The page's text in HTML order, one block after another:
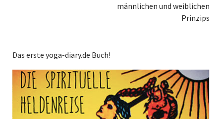
männlichen und weiblichen
Prinzips
Das erste yoga-diary.de Buch!